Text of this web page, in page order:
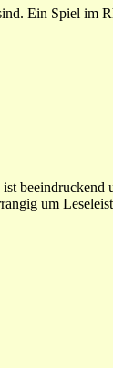
Ein Spiel im
um